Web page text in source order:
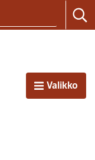
AvaaValikko